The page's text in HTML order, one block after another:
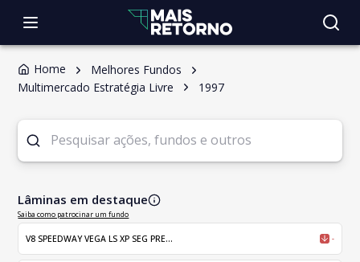
Home
Melhores Fundos
Multimercado Estratégia Livre
1997
Lâminas em destaque
Saiba como patrocinar um fundo
V8 SPEEDWAY VEGA LS XP SEG PRE... -